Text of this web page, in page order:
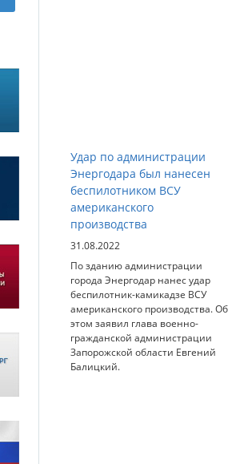
Удар по администрации
Энергодара был нанесен
беспилотником ВСУ
американского
производства
31.08.2022
По зданию администрации
города Энергодар нанес удар
беспилотник-камикадзе ВСУ
американского производства. Об
этом заявил глава военно-
гражданской администрации
Запорожской области Евгений
Балицкий.